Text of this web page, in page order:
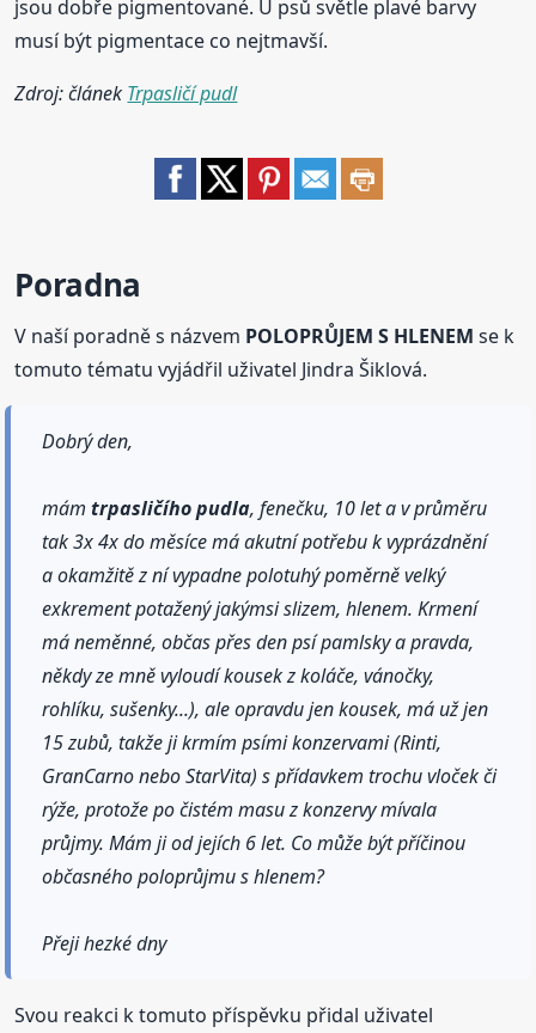
jsou dobře pigmentované. U psů světle plavé barvy
musí být pigmentace co nejtmavší.
Zdroj: článek Trpasličí pudl
Poradna
V naší poradně s názvem POLOPRŮJEM S HLENEM se k
tomuto tématu vyjádřil uživatel Jindra Šiklová.
Dobrý den,
mámtrpasličího pudla, fenečku, 10 let a v průměru
tak 3x 4x do měsíce má akutní potřebu k vyprázdnění
a okamžitě z ní vypadne polotuhý poměrně velký
exkrement potažený jakýmsi slizem, hlenem. Krmení
má neměnné, občas přes den psí pamlsky a pravda,
někdy ze mně vyloudí kousek z koláče, vánočky,
rohlíku, sušenky...), ale opravdu jen kousek, má už jen
15 zubů, takže ji krmím psími konzervami (Rinti,
GranCarno nebo StarVita) s přídavkem trochu vloček či
rýže, protože po čistém masu z konzervy mívala
průjmy. Mám ji od jejích 6 let. Co může být příčinou
občasného poloprůjmu s hlenem?
Přeji hezké dny
Svou reakci k tomuto příspěvku přidal uživatel